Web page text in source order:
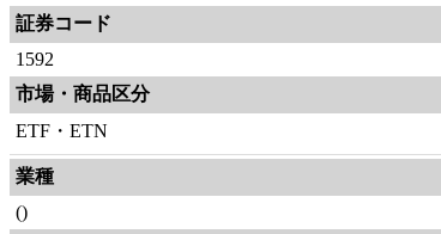
証券コード
1592
市場・商品区分
ETF・ETN
業種
()